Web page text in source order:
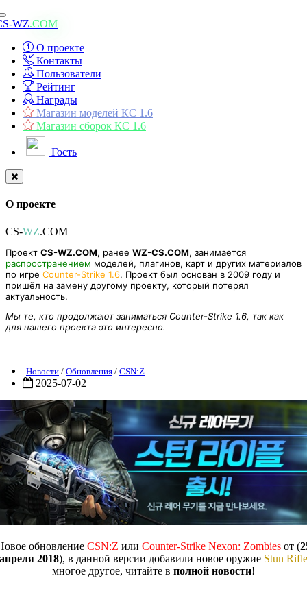
Toggle
navigation
WZ.COM
О проекте
Контакты
Пользователи
Рейтинг
Награды
Магазин моделей КС 1.6
Магазин сборок КС 1.6
Гость
О проекте
CS-WZ.COM
Проект CS-WZ.COM, ранее WZ-CS.COM, занимается
распространением моделей, плагинов, карт и других материалов
по игре Counter-Strike 1.6. Проект был основан в 2009 году и
пришёл на замену другому проекту, который потерял
актуальность.
Мы те, кто продолжают заниматься Counter-Strike 1.6, так как
для нашего проекта это интересно.
Новости / Обновления / CSN:Z
2025-07-02
обновление CSN:Z или Counter-Strike Nexon: Zombiesот (
апреля 2018), в данной версии добавили новое оружие Stun Rifle
многое другое, читайте в полной новости!